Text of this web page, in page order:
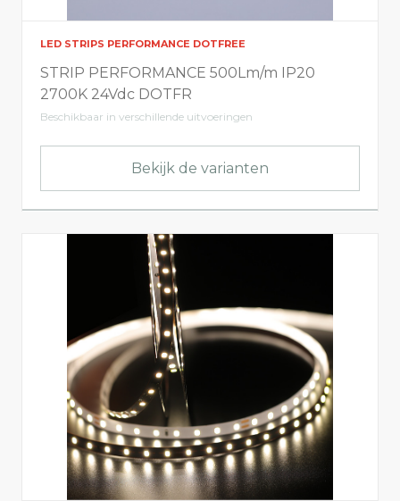
LED STRIPS PERFORMANCE DOTFREE
STRIP PERFORMANCE 500Lm/m IP20
2700K 24Vdc DOTFR
Beschikbaar in verschillende uitvoeringen
Bekijk de varianten